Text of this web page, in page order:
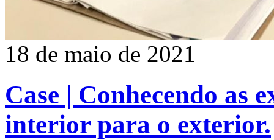
18 de maio de 2021
Case | Conhecendo as
interior para o exterior.